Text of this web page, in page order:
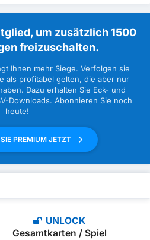
um zusätzlich 1500
freizuschalten.
Ihnen mehr Siege. Verfolgen sie
als profitabel gelten, die aber nur
Dazu erhalten Sie Eck- und
Downloads. Abonnieren Sie noch
heute!
PREMIUM JETZT
UNLOCK
Gesamtkarten / Spiel